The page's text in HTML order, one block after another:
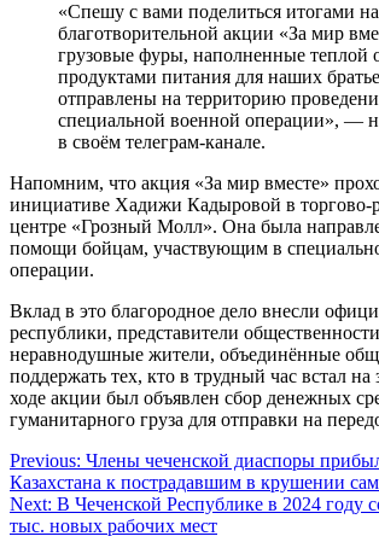
«Спешу с вами поделиться итогами
благотворительной акции «За мир
грузовые фуры, наполненные теплой
продуктами питания для наших
отправлены на территорию
специальной военной операции», —
в своём телеграм-канале.
Напомним, что акция «За мир вместе»
инициативе Хадижи Кадыровой в торгово-
центре «Грозный Молл». Она была
помощи бойцам, участвующим в
операции.
Вклад в это благородное дело внесли
республики, представители
неравнодушные жители, объединённые
поддержать тех, кто в трудный час встал
ходе акции был объявлен сбор денежных
гуманитарного груза для отправки на
Навигация
по
записям
Previous: Члены чеченской диаспоры
Казахстана к пострадавшим в крушении
Next: В Чеченской Республике в 2024 году
тыс. новых рабочих мест